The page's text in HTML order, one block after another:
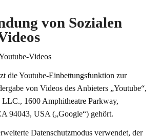
von Sozialen
Videos
die Youtube-Einbettungsfunktion zur
von Videos des Anbieters „Youtube“,
LLC., 1600 Amphitheatre Parkway,
94043, USA („Google“) gehört.
Datenschutzmodus verwendet, der